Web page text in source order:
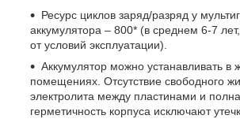
Ресурс циклов заряд/разряд у
аккумулятора – 800* (в среднем 6-7
от условий эксплуатации).
Аккумулятор можно устанавливать в
помещениях. Отсутствие свободного
электролита между пластинами и
герметичность корпуса исключают